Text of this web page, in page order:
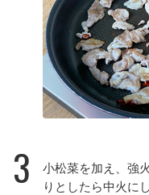
3
小松菜を加え、強
りとしたら中火に